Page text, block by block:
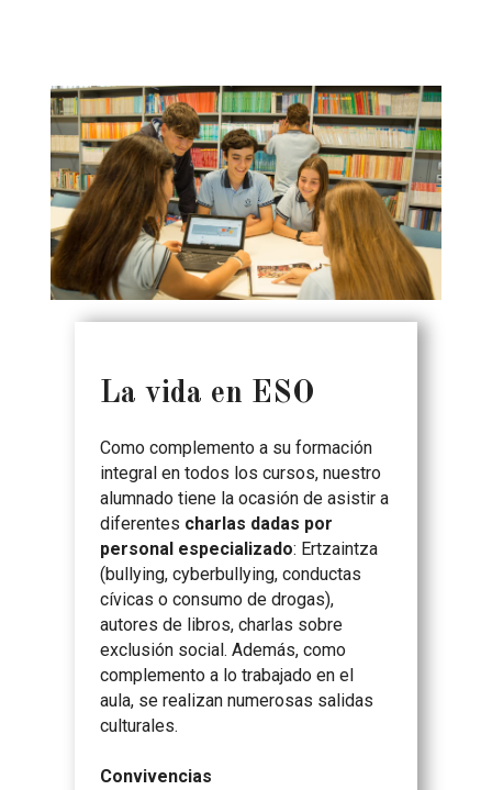
La vida en ESO
Como complemento a su formación
integral en todos los cursos, nuestro
alumnado tiene la ocasión de asistir a
diferentes charlas dadas por
personal especializado: Ertzaintza
(bullying, cyberbullying, conductas
cívicas o consumo de drogas),
autores de libros, charlas sobre
exclusión social. Además, como
complemento a lo trabajado en el
aula, se realizan numerosas salidas
culturales.
Convivencias